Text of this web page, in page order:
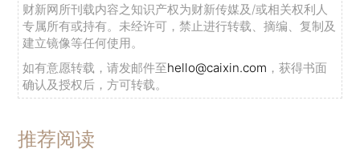
财新网所刊载内容之知识产权为财新传媒及/或相关权利人
专属所有或持有。未经许可，禁止进行转载、摘编、复制及
建立镜像等任何使用。
如有意愿转载，请发邮件至hello@caixin.com ，获得书面
确认及授权后，方可转载。
推荐阅读